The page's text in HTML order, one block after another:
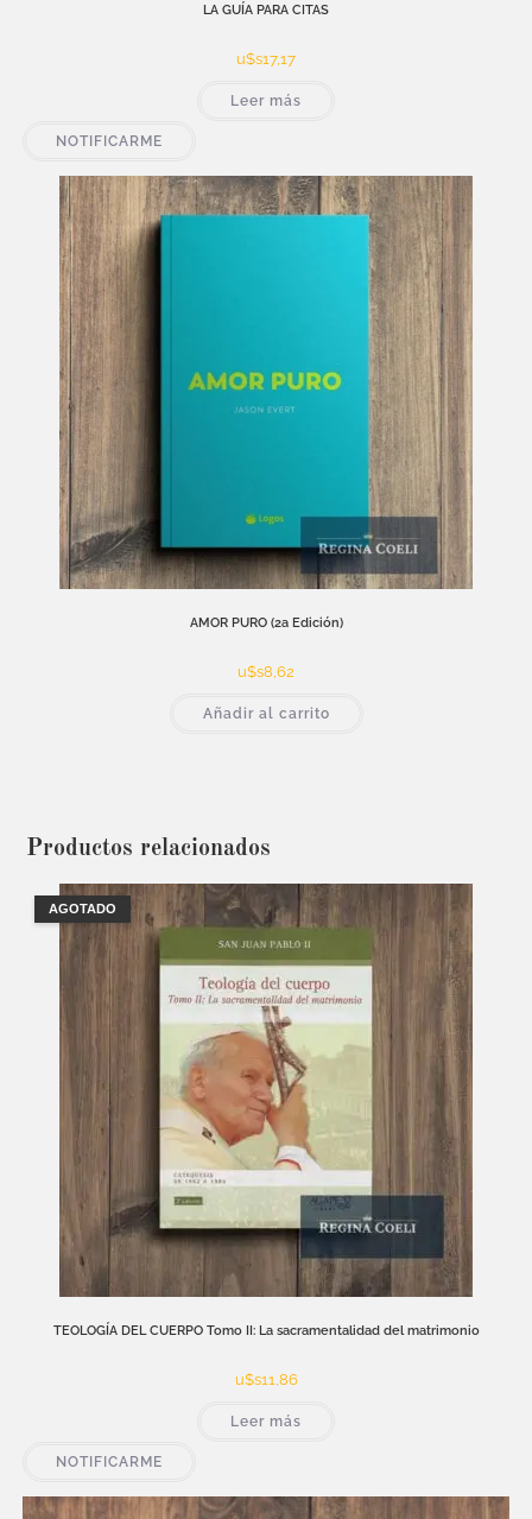
LA GUÍA PARA CITAS
u$s17,17
Leer más
NOTIFICARME
AMOR PURO (2a Edición)
u$s8,62
Añadir al carrito
Productos relacionados
AGOTADO
TEOLOGÍA DEL CUERPO Tomo II: La sacramentalidad del matrimonio
u$s11,86
Leer más
NOTIFICARME